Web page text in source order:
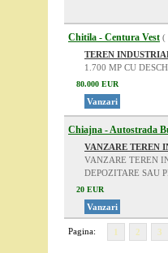
Chitila - Centura Vest (
TEREN
1.700 MP CU
80.000 EUR
Vanzari
Chiajna - Autostrada
VANZARE TEREN
VANZARE TEREN
DEPOZITARE SAU
20 EUR
Vanzari
Pagina: 1 2 3